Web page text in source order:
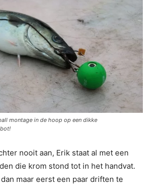
montage in de hoop op een dikke
nooit aan, Erik staat al met een
die krom stond tot in het handvat.
maar eerst een paar driften te